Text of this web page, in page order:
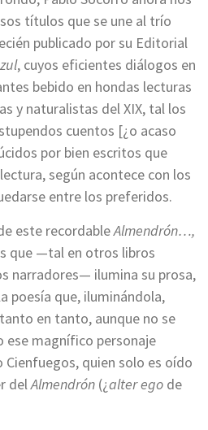
títulos que se une al trío
publicado por su Editorial
, cuyos eficientes diálogos en
bebido en hondas lecturas
y naturalistas del XIX, tal los
cuentos [¿o acaso
por bien escritos que
según acontece con los
entre los preferidos.
este recordableAlmendrón…,
que —tal en otros libros
narradores— ilumina su prosa,
poesía que, iluminándola,
en tanto, aunque no se
magnífico personaje
quien solo es oído
delAlmendrón (¿alter ego de